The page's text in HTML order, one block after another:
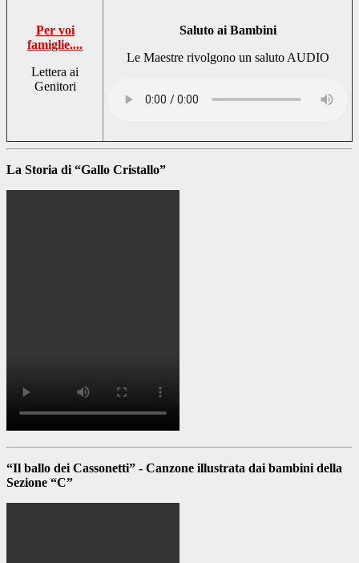
Per voi
famiglie....
Lettera ai
Genitori
Saluto ai Bambini
Le Maestre rivolgono un saluto AUDIO
La Storia di “Gallo Cristallo”
“Il ballo dei Cassonetti” - Canzone illustrata dai bambini della
Sezione “C”